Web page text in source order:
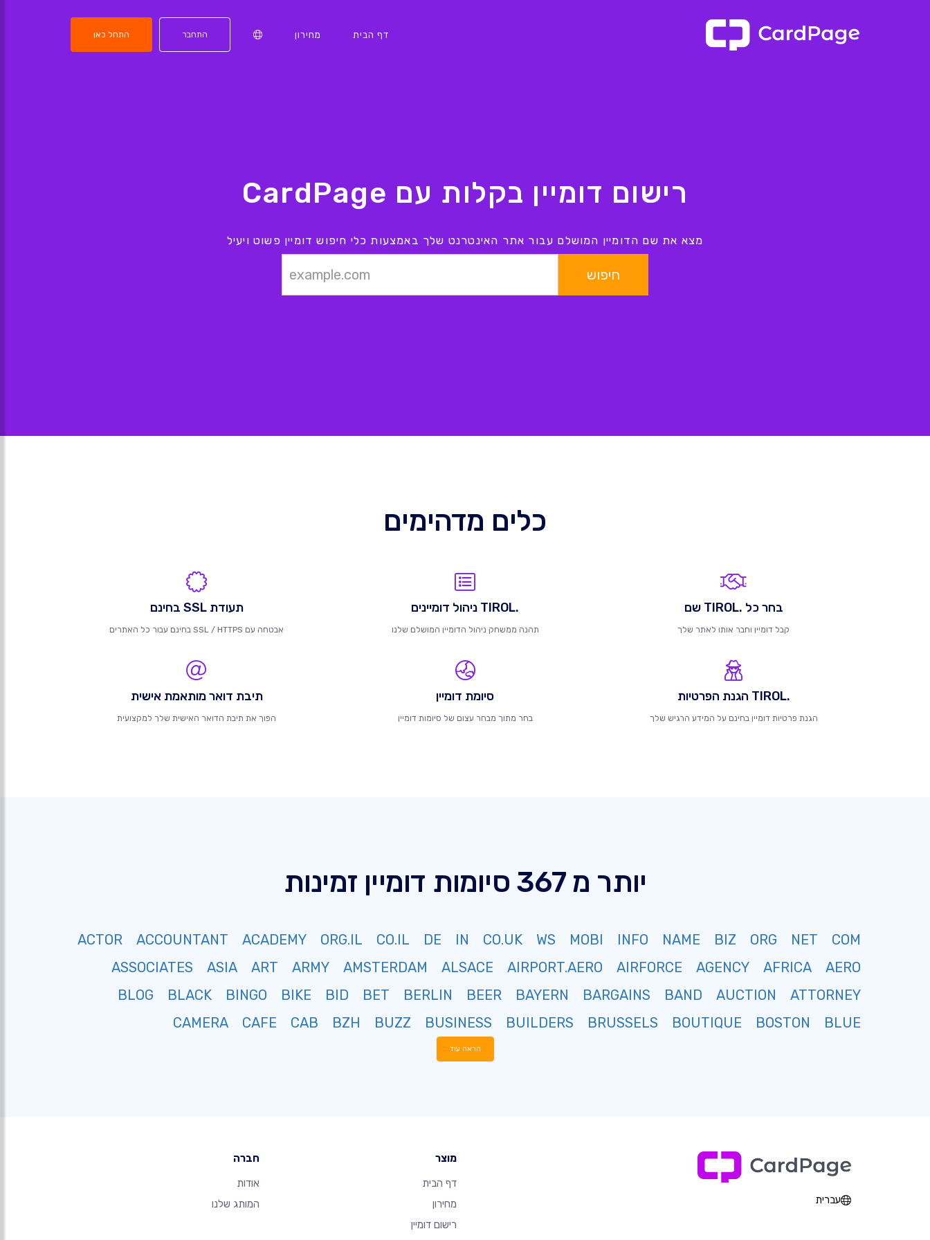
דף הבית מחירון התחבר התחל כאן
רישום דומיין בקלות עם CardPage
מצא את שם הדומיין המושלם עבור אתר האינטרנט שלך באמצעות כלי חיפוש דומיין פשוט ויעיל
חיפוש
כלים מדהימים
בחר כל .TIROL שם
קבל דומיין וחבר אותו לאתר שלך
.TIROL ניהול דומיינים
תהנה ממשחק ניהול הדומיין המושלם שלנו
תעודת SSL בחינם
אבטחה עם SSL / HTTPS בחינם עבור כל האתרים
.TIROL הגנת הפרטיות
הגנת פרטיות דומיין בחינם על המידע הרגיש שלך
סיומת דומיין
בחר מתוך מבחר עצום של סיומות דומיין
תיבת דואר מותאמת אישית
הפוך את תיבת הדואר האישית שלך למקצועית
יותר מ 367 סיומות דומיין זמינות
COM
NET
ORG
BIZ
NAME
INFO
MOBI
WS
CO.UK
IN
DE
CO.IL
ORG.IL
ACADEMY
ACCOUNTANT
ACTOR
AERO
AFRICA
AGENCY
AIRFORCE
AIRPORT.AERO
ALSACE
AMSTERDAM
ARMY
ART
ASIA
ASSOCIATES
ATTORNEY
AUCTION
BAND
BARGAINS
BAYERN
BEER
BERLIN
BET
BID
BIKE
BINGO
BLACK
BLOG
BLUE
BOSTON
BOUTIQUE
BRUSSELS
BUILDERS
BUSINESS
BUZZ
BZH
CAB
CAFE
CAMERA
הראה עוד
עברית
מוצר
דף הבית
מחירון
רישום דומיין
חברה
אודות
המותג שלנו